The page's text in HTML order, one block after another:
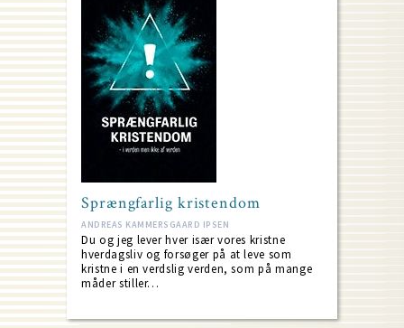
Sprængfarlig kristendom
ANDREAS KAMMERSGAARD IPSEN
Du og jeg lever hver især vores kristne
hverdagsliv og forsøger på at leve som
kristne i en verdslig verden, som på mange
måder stiller…